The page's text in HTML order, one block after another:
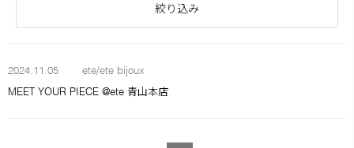
絞り込み
2024.11.05
ete/ete bijoux
MEET YOUR PIECE @ete 青山本店